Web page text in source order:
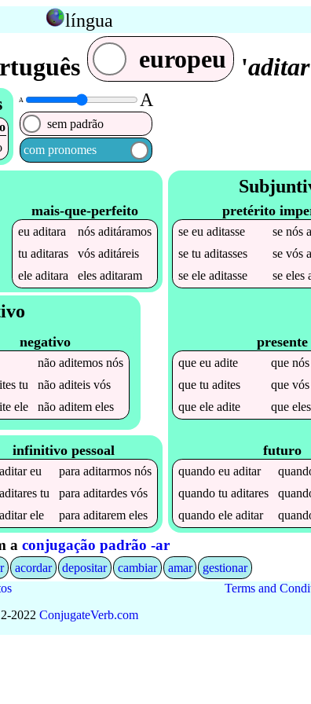
língua
europeu 'aditar
A A
sem padrão
com pronomes
mais-que-perfeito
euaditara nósaditáramos
tuaditaras vósaditáreis
eleaditara elesaditaram
negativo
não aditemosnós
tu não aditeisvós
ele não aditemeles
infinitivo pessoal
aditareu paraaditarmos nós
aditares tu paraaditardes vós
aditarele paraaditarem eles
pretérito
seeuaditasse senós
setuaditasses sevós
seeleaditasse seeles
presente
queeuadite que
quetuadites que
queeleadite que
futuro
quandoeuaditar
quandotuaditares
quandoeleaditar
a conjugação padrão -ar
acordar depositar cambiar amar
gestionar
Terms and
2022 ConjugateVerb.com